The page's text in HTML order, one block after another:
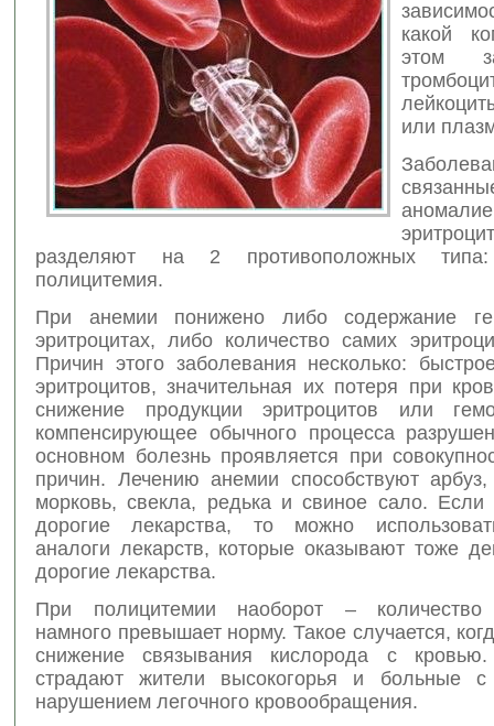
какой
этом
или
разделяют на 2 противоположных
полицитемия.
При анемии понижено либо содержание
эритроцитах, либо количество самих
Причин этого заболевания несколько:
эритроцитов, значительная их потеря при
снижение продукции эритроцитов или
компенсирующее обычного процесса
основном болезнь проявляется при
причин. Лечению анемии способствуют
морковь, свекла, редька и свиное сало. Если
дорогие лекарства, то можно
аналоги лекарств, которые оказывают тоже
дорогие лекарства.
При полицитемии наоборот – количество
намного превышает норму. Такое случается,
снижение связывания кислорода с
страдают жители высокогорья и больные с
нарушением легочного кровообращения.